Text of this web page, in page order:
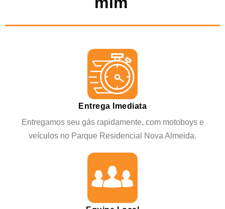
Entrega Imediata
Entregamos seu gás rapidamente, com motoboys e
veículos no Parque Residencial Nova Almeida.